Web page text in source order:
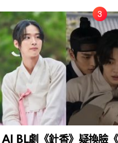
AI BL劇《針香》疑換臉